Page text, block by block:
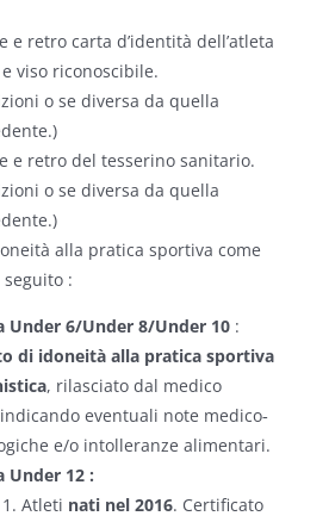
e retro carta d’identità dell’atleta
viso riconoscibile.
o se diversa da quella
e retro del tesserino sanitario.
o se diversa da quella
alla pratica sportiva come
:
Under 6/Under 8/Under 10 :
di idoneità alla pratica sportiva
, rilasciato dal medico
eventuali note medico‐
e/o intolleranze alimentari.
Under 12 :
Atleti nati nel 2016. Certificato